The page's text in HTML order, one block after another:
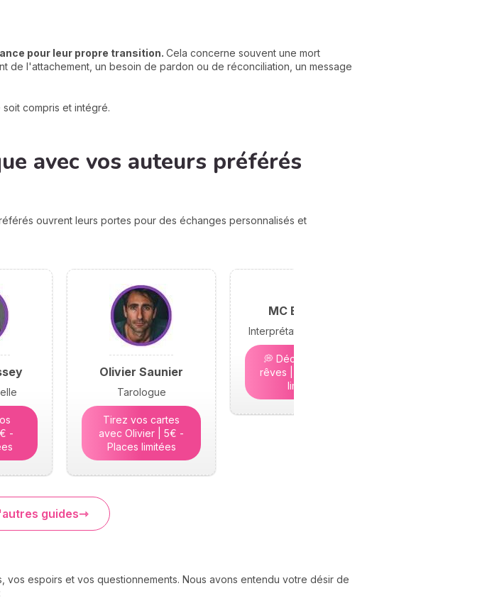
pour leur propre transition. Cela concerne souvent une mort
de l'attachement, un besoin de pardon ou de réconciliation, un message
compris et intégré.
avec vos auteurs préférés
ouvrent leurs portes pour des échanges personnalisés et
-
Olivier Saunier
Tarologue
Tirez vos cartes
avec Olivier | 5€ -
Places limitées
MC Bramond
Interprétation des rêves
💭 Décryptez vos
rêves | 5€ - Places
limitées
guides
espoirs et vos questionnements. Nous avons entendu votre désir de